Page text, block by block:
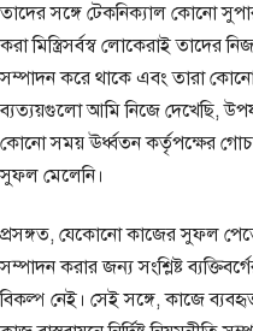
তাদের সঙ্গে টেকনিক্যাল কোনো
করা মিস্ত্রিসর্বস্ব লোকেরাই
সম্পাদন করে থাকে এবং তারা কোনো
ব্যত্যয়গুলো আমি নিজে দেখেছি,
কোনো সময় ঊর্ধ্বতন কর্তৃপক্ষের
সুফল মেলেনি।
প্রসঙ্গত, যেকোনো কাজের সুফল পেতে
সম্পাদন করার জন্য সংশ্লিষ্ট
বিকল্প নেই। সেই সঙ্গে, কাজে